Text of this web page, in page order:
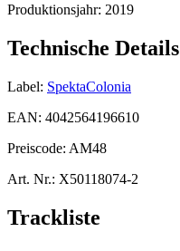
Produktionsjahr: 2019
Technische Details
Label: SpektaColonia
EAN: 4042564196610
Preiscode: AM48
Art. Nr.: X50118074-2
Trackliste